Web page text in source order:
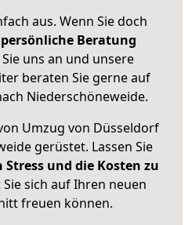
aus. Wenn Sie doch
persönliche Beratung
uns an und unsere
beraten Sie gerne auf
Niederschöneweide.
Umzug von Düsseldorf
gerüstet. Lassen Sie
Stress und die Kosten zu
Sie sich auf Ihren neuen
freuen können.